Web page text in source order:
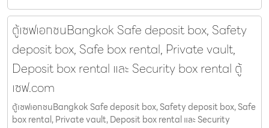
ตู้เซฟเอกชนBangkok Safe deposit box, Safety
deposit box, Safe box rental, Private vault,
Deposit box rental และ Security box rental ตู้
เซฟ.com
ตู้เซฟเอกชนBangkok Safe deposit box, Safety deposit box, Safe
box rental, Private vault, Deposit box rental และ Security